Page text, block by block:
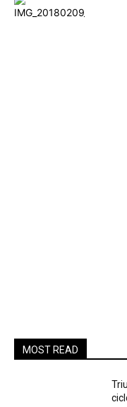
MOST READ